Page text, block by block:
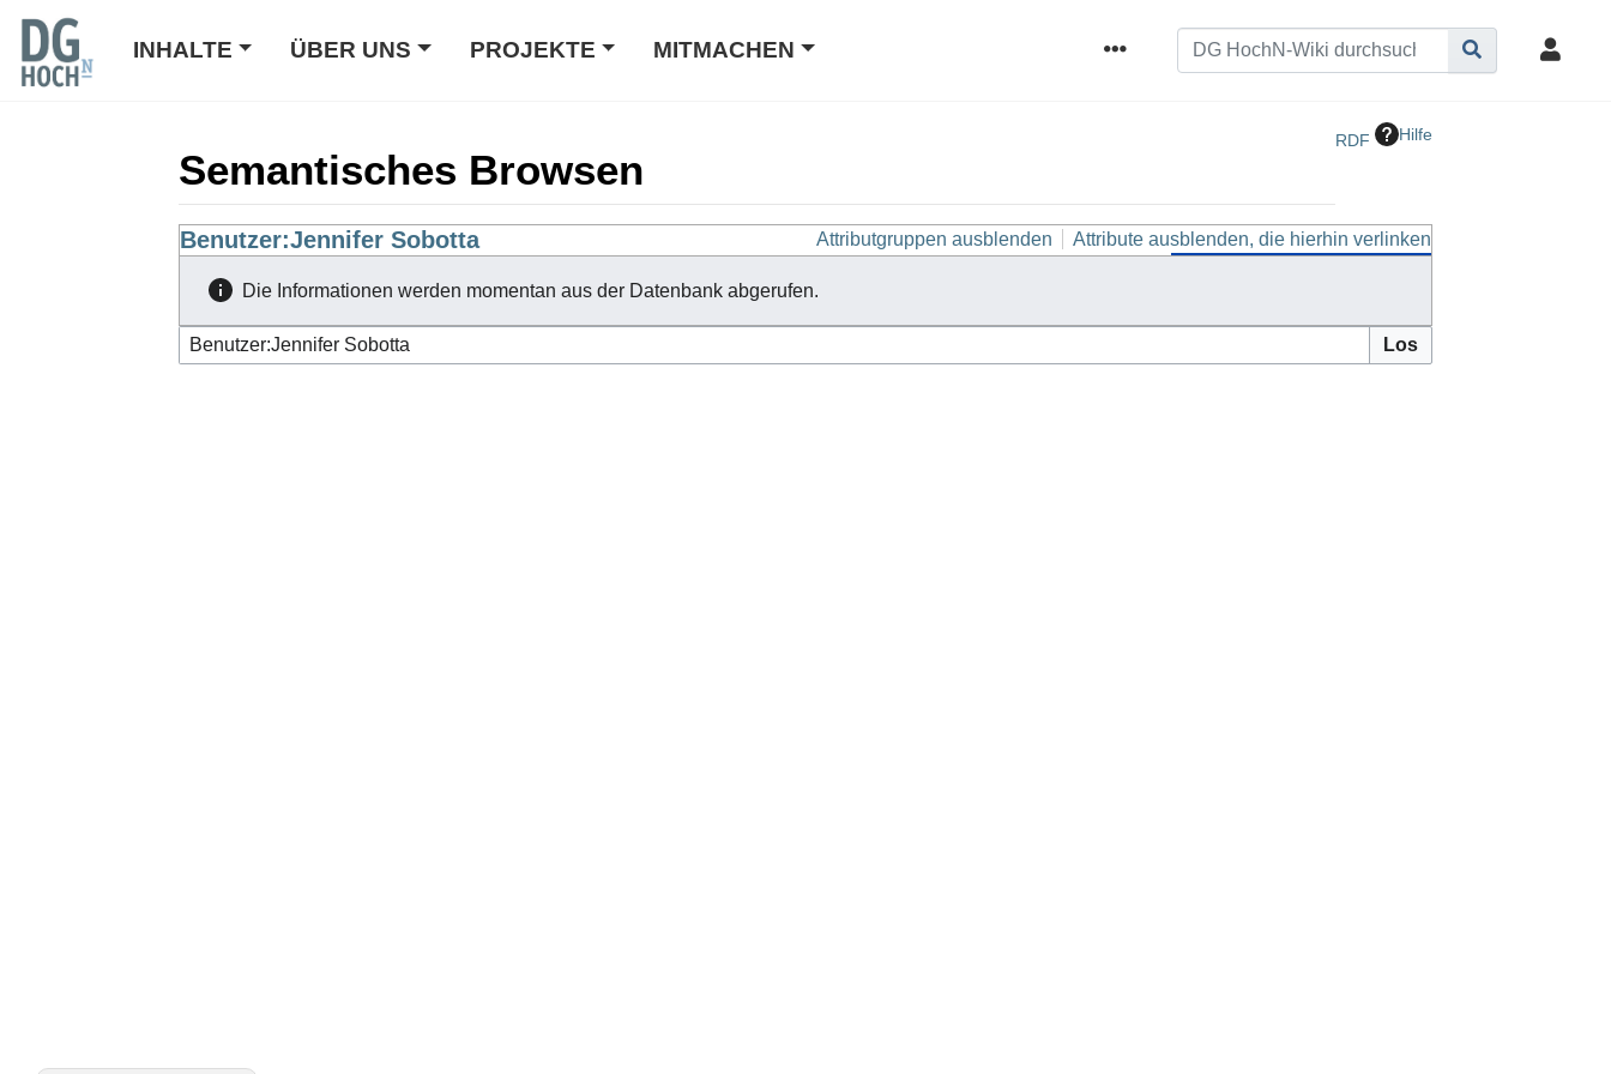
INHALTE ÜBER UNS PROJEKTE MITMACHEN
RDF Hilfe
Semantisches Browsen
Wechseln zu: Navigation ,Suche
Benutzer:Jennifer Sobotta Attributgruppen ausblenden Attribute ausblenden, die hierhin verlinken
Die Informationen werden momentan aus der Datenbank abgerufen.